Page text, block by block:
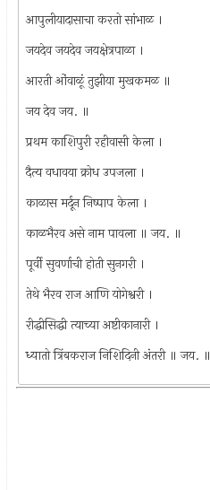
आपुलीयादासाचा करतो सांभाळ ।
जयदेव जयदेव जयक्षेत्रपाळा ।
आरती ओंवाळूं तुझीया मुखकमळ ॥
जय देव जय. ॥
प्रथम काशिपुरी रहीवासी केला ।
दैत्य वधावया क्रोध उपजला ।
काळास मर्दून निष्पाप केला ।
काळभैरव असे नाम पावला ॥ जय. ॥
पूर्वी सुवर्णाची होती सुनगरी ।
तेथे भैरव राज आणि योगेश्वरी ।
रीद्धीसिद्धी त्याच्या अष्टीकानारी ।
ध्यातो त्रिंबकराज निशिदिनी अंतरी ॥ जय. ॥